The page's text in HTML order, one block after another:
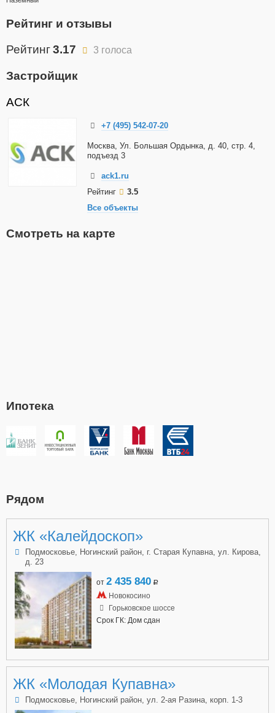
Рейтинг и отзывы
Рейтинг3.17 3 голоса
Застройщик
АСК
+7 (495) 542-07-20
Москва, Ул. Большая Ордынка, д. 40, стр. 4,
подъезд 3
ack1.ru
Рейтинг
3.5
Все объекты
Смотреть на карте
Ипотека
Рядом
ЖК «Калейдоскоп»
Подмосковье, Ногинский район, г. Старая Купавна, ул. Кирова,
д. 23
от 2 435 840 a
Новокосино
Горьковское шоссе
Срок ГК: Дом сдан
ЖК «Молодая Купавна»
Подмосковье, Ногинский район, ул. 2-ая Разина, корп. 1-3